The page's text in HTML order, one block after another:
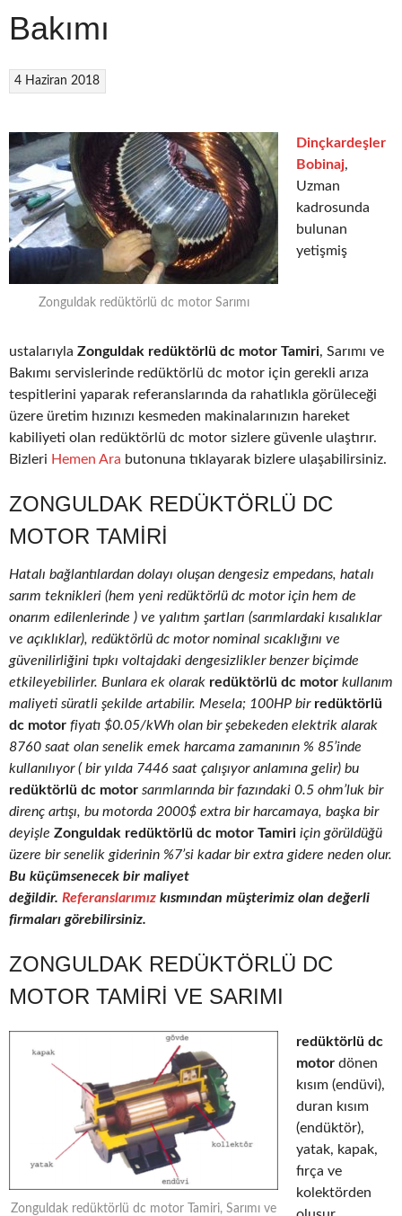
Bakımı
4 Haziran 2018
Zonguldak redüktörlü dc motor Sarımı
Dinçkardeşler
Bobinaj,
Uzman
kadrosunda
bulunan
yetişmiş
ustalarıyla Zonguldak redüktörlü dc motor Tamiri, Sarımı ve
Bakımı servislerinde redüktörlü dc motor için gerekli arıza
tespitlerini yaparak referanslarında da rahatlıkla görüleceği
üzere üretim hızınızı kesmeden makinalarınızın hareket
kabiliyeti olan redüktörlü dc motor sizlere güvenle ulaştırır.
Bizleri Hemen Ara butonuna tıklayarak bizlere ulaşabilirsiniz.
ZONGULDAK REDÜKTÖRLÜ DC
MOTOR TAMIRI
Hatalı bağlantılardan dolayı oluşan dengesiz empedans, hatalı
sarım teknikleri (hem yeni redüktörlü dc motor için hem de
onarım edilenlerinde ) ve yalıtım şartları (sarımlardaki kısalıklar
ve açıklıklar), redüktörlü dc motor nominal sıcaklığını ve
güvenilirliğini tıpkı voltajdaki dengesizlikler benzer biçimde
etkileyebilirler. Bunlara ek olarak redüktörlü dc motor kullanım
maliyeti süratli şekilde artabilir. Mesela; 100HP birredüktörlü
dc motor fiyatı $0.05/kWh olan bir şebekeden elektrik alarak
8760 saat olan senelik emek harcama zamanının % 85’inde
kullanılıyor ( bir yılda 7446 saat çalışıyor anlamına gelir) bu
redüktörlü dc motor sarımlarında bir fazındaki 0.5 ohm’luk bir
direnç artışı, bu motorda 2000$ extra bir harcamaya, başka bir
deyişle Zonguldak redüktörlü dc motor Tamiri için görüldüğü
üzere bir senelik giderinin %7’si kadar bir extra gidere neden olur.
Bu küçümsenecek bir maliyet
değildir. Referanslarımız kısmından müşterimiz olan değerli
firmaları görebilirsiniz.
ZONGULDAK REDÜKTÖRLÜ DC
MOTOR TAMIRI VE SARIMI
Zonguldak redüktörlü dc motor Tamiri, Sarımı ve
redüktörlü dc
motor dönen
kısım (endüvi),
duran kısım
(endüktör),
yatak, kapak,
fırça ve
kolektörden